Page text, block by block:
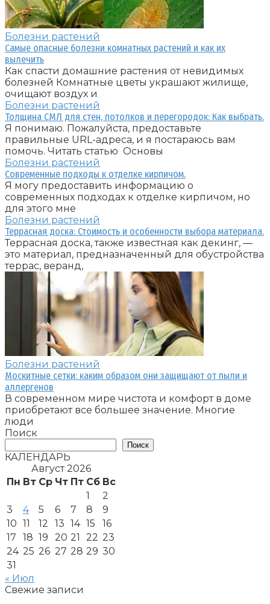
Болезни растений
Самые опасные болезни комнатных растений и как их
вылечить
Как спасти домашние растения от невидимых
болезней Комнатные цветы украшают жилище,
очищают воздух и
Болезни растений
Толщина СМЛ для стен, потолков и перегородок: Как выбрать.
Я понимаю. Пожалуйста, предоставьте
правильные URL-адреса, и я постараюсь вам
помочь. Читать статью Основы
Болезни растений
Современные подходы к отделке кирпичом.
Я могу предоставить информацию о
современных подходах к отделке кирпичом, но
для этого мне
Болезни растений
Террасная доска: Стоимость и особенности выбора материала.
Террасная доска, также известная как декинг, —
это материал, предназначенный для обустройства
террас, веранд,
Болезни растений
Москитные сетки: каким образом они защищают от пыли и
аллергенов
В современном мире чистота и комфорт в доме
приобретают все большее значение. Многие
люди
Поиск
Поиск
КАЛЕНДАРЬ
Август 2026
Пн Вт Ср Чт Пт Сб Вс
1
2
3
4 5 6 7 8
9
10 11 12 13 14 15
16
17
18 19 20 21 22 23
24 25 26 27 28 29 30
31
« Июл
Свежие записи